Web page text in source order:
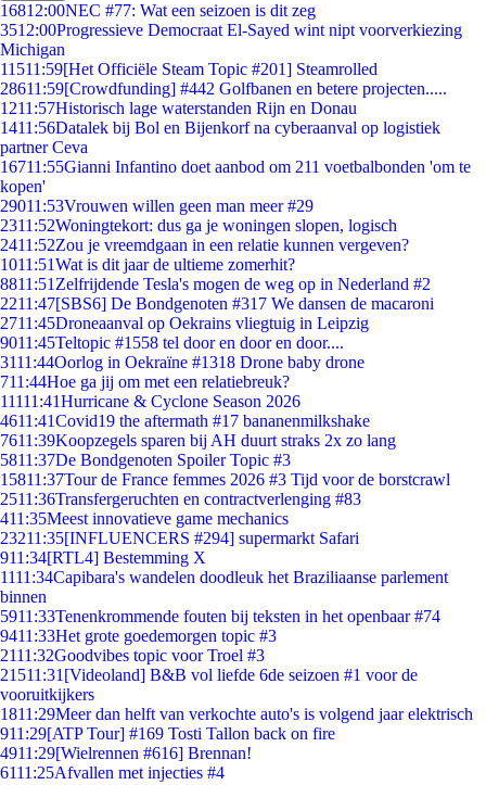
16812:00NEC #77: Wat een seizoen is dit zeg
3512:00Progressieve Democraat El-Sayed wint nipt voorverkiezing
Michigan
11511:59[Het Officiële Steam Topic #201] Steamrolled
28611:59[Crowdfunding] #442 Golfbanen en betere projecten.....
1211:57Historisch lage waterstanden Rijn en Donau
1411:56Datalek bij Bol en Bijenkorf na cyberaanval op logistiek
partner Ceva
16711:55Gianni Infantino doet aanbod om 211 voetbalbonden 'om te
kopen'
29011:53Vrouwen willen geen man meer #29
2311:52Woningtekort: dus ga je woningen slopen, logisch
2411:52Zou je vreemdgaan in een relatie kunnen vergeven?
1011:51Wat is dit jaar de ultieme zomerhit?
8811:51 Zelfrijdende Tesla's mogen de weg op in Nederland #2
2211:47[SBS6] De Bondgenoten #317 We dansen de macaroni
2711:45Droneaanval op Oekrains vliegtuig in Leipzig
9011:45Teltopic #1558 tel door en door en door....
3111:44Oorlog in Oekraïne #1318 Drone baby drone
711:44Hoe ga jij om met een relatiebreuk?
11111:41Hurricane & Cyclone Season 2026
4611:41Covid19 the aftermath #17 bananenmilkshake
7611:39Koopzegels sparen bij AH duurt straks 2x zo lang
5811:37De Bondgenoten Spoiler Topic #3
15811:37Tour de France femmes 2026 #3 Tijd voor de borstcrawl
2511:36Transfergeruchten en contractverlenging #83
411:35Meest innovatieve game mechanics
23211:35[INFLUENCERS #294] supermarkt Safari
911:34[RTL4] Bestemming X
1111:34Capibara's wandelen doodleuk het Braziliaanse parlement
binnen
5911:33Tenenkrommende fouten bij teksten in het openbaar #74
9411:33Het grote goedemorgen topic #3
2111:32Goodvibes topic voor Troel #3
21511:31 [Videoland] B&B vol liefde 6de seizoen #1 voor de
vooruitkijkers
1811:29Meer dan helft van verkochte auto's is volgend jaar elektrisch
911:29[ATP Tour] #169 Tosti Tallon back on fire
4911:29[Wielrennen #616] Brennan!
6111:25Afvallen met injecties #4